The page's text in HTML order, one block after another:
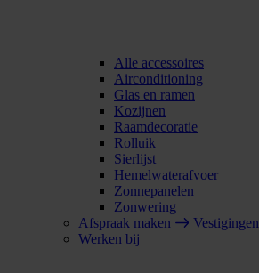
Alle accessoires
Airconditioning
Glas en ramen
Kozijnen
Raamdecoratie
Rolluik
Sierlijst
Hemelwaterafvoer
Zonnepanelen
Zonwering
Afspraak maken
Vestigingen
Werken bij